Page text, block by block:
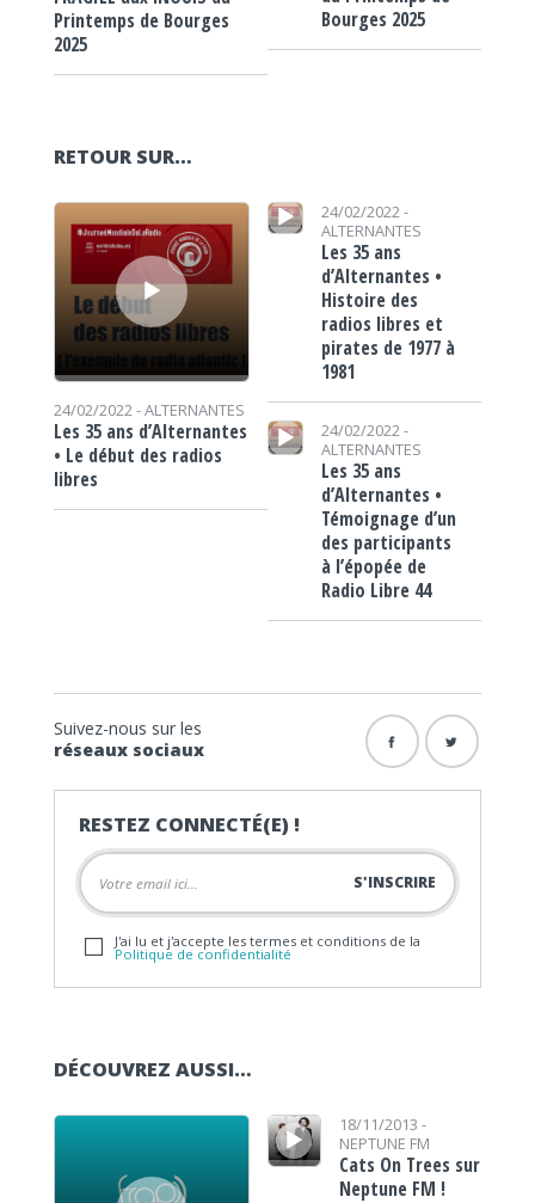
Printemps de Bourges
2025
Bourges 2025
RETOUR SUR…
Lecteur audio
24/02/2022 -ALTERNANTES
Les 35 ans d’Alternantes
• Le début des radios
libres
Lecteur audio
24/02/2022 -
ALTERNANTES
Les 35 ans
d’Alternantes •
Histoire des
radios libres et
pirates de 1977 à
1981
Lecteur audio
24/02/2022 -
ALTERNANTES
Les 35 ans
d’Alternantes •
Témoignage d’un
des participants
à l’épopée de
Radio Libre 44
Suivez-nous sur les
réseaux sociaux
RESTEZ CONNECTÉ(E) !
J'ai lu et j'accepte les termes et conditions de la
Politique de confidentialité
DÉCOUVREZ AUSSI…
Lecteur audio
Lecteur audio18/11/2013 -
NEPTUNE FM
Cats On Trees sur
Neptune FM !